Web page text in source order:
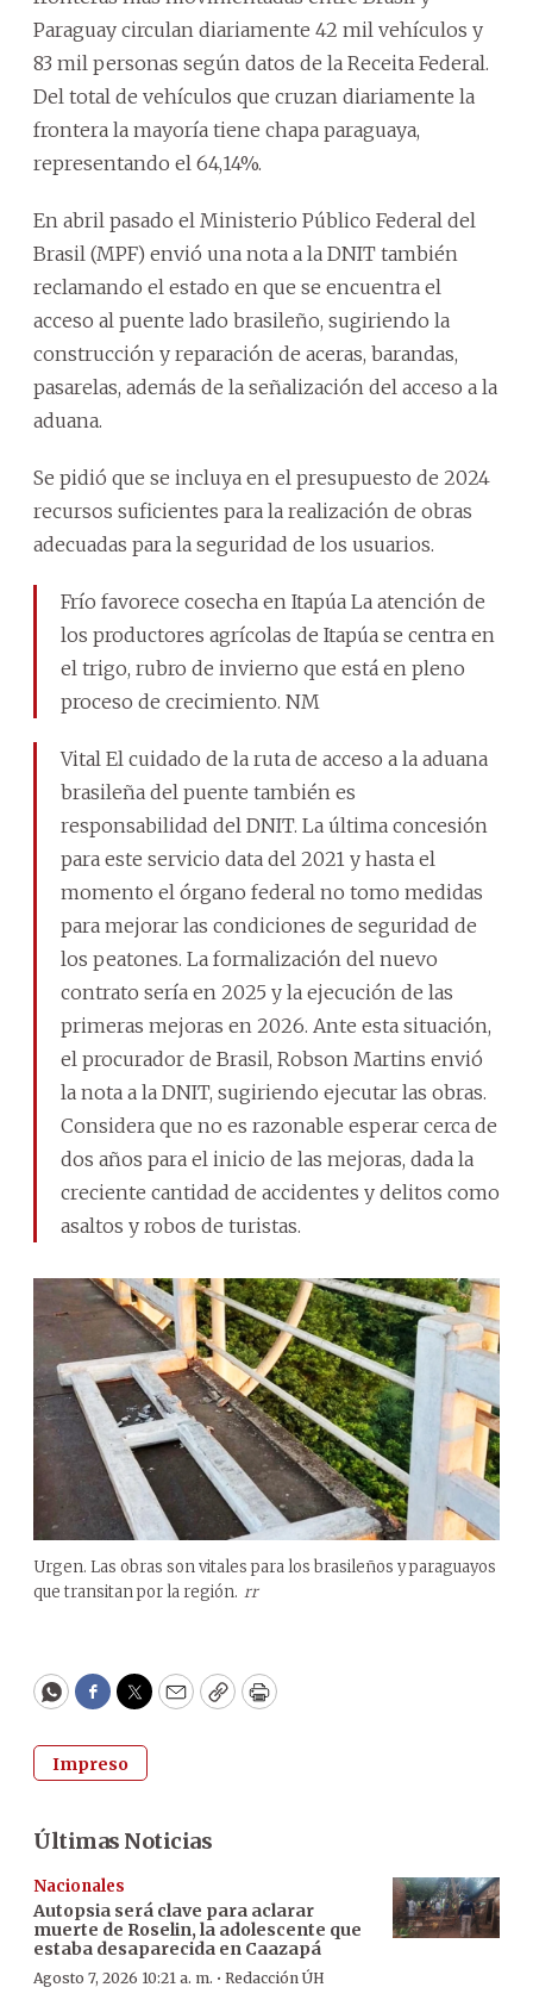
Paraguay circulan diariamente 42 mil vehículos y
83 mil personas según datos de la Receita Federal.
Del total de vehículos que cruzan diariamente la
frontera la mayoría tiene chapa paraguaya,
representando el 64,14%.
En abril pasado el Ministerio Público Federal del
Brasil (MPF) envió una nota a la DNIT también
reclamando el estado en que se encuentra el
acceso al puente lado brasileño, sugiriendo la
construcción y reparación de aceras, barandas,
pasarelas, además de la señalización del acceso a la
aduana.
Se pidió que se incluya en el presupuesto de 2024
recursos suficientes para la realización de obras
adecuadas para la seguridad de los usuarios.
Frío favorece cosecha en Itapúa La atención de
los productores agrícolas de Itapúa se centra en
el trigo, rubro de invierno que está en pleno
proceso de crecimiento. NM
Vital El cuidado de la ruta de acceso a la aduana
brasileña del puente también es
responsabilidad del DNIT. La última concesión
para este servicio data del 2021 y hasta el
momento el órgano federal no tomo medidas
para mejorar las condiciones de seguridad de
los peatones. La formalización del nuevo
contrato sería en 2025 y la ejecución de las
primeras mejoras en 2026. Ante esta situación,
el procurador de Brasil, Robson Martins envió
la nota a la DNIT, sugiriendo ejecutar las obras.
Considera que no es razonable esperar cerca de
dos años para el inicio de las mejoras, dada la
creciente cantidad de accidentes y delitos como
asaltos y robos de turistas.
Urgen. Las obras son vitales para los brasileños y paraguayos
que transitan por la región. rr
WhatsApp
Facebook
Twitter
EmailCopyPrint
Impreso
Últimas Noticias
Nacionales
Autopsia será clave para aclarar
muerte de Roselin, la adolescente que
estaba desaparecida en Caazapá
Agosto 7, 2026 10:21 a. m. · Redacción ÚH